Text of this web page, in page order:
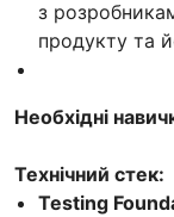
з
продукту та
Необхідні
Технічний стек:
Testing